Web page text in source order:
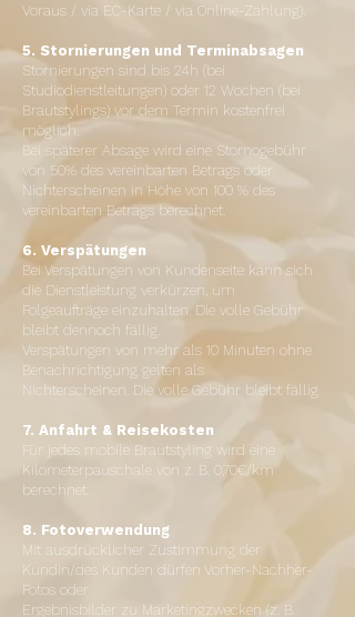
Voraus / via EC-Karte / via Online-Zahlung).
5. Stornierungen und Terminabsagen
Stornierungen sind bis 24h (bei
Studiodienstleitungen) oder 12 Wochen (bei
Brautstylings) vor dem Termin kostenfrei
möglich.
Bei späterer Absage wird eine Stornogebühr
von 50% des vereinbarten Betrags oder
Nichterscheinen in Höhe von 100 % des
vereinbarten Betrags berechnet.
6. Verspätungen
Bei Verspätungen von Kundenseite kann sich
die Dienstleistung verkürzen, um
Folgeaufträge einzuhalten. Die volle Gebühr
bleibt dennoch fällig.
Verspätungen von mehr als 10 Minuten ohne
Benachrichtigung gelten als
Nichterscheinen. Die volle Gebühr bleibt fällig.
7. Anfahrt & Reisekosten
Für jedes mobile Brautstyling wird eine
Kilometerpauschale von z. B. 0,70€/km
berechnet.
8. Fotoverwendung
Mit ausdrücklicher Zustimmung der
Kundin/des Kunden dürfen Vorher-Nachher-
Fotos oder
Ergebnisbilder zu Marketingzwecken (z. B.